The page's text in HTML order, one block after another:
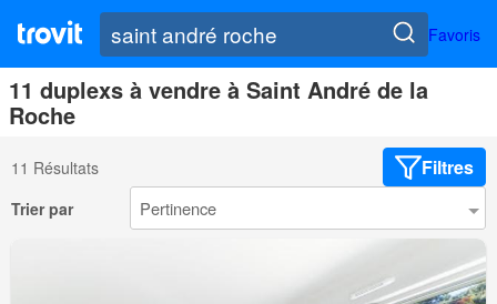
Favoris
11 duplexs à vendre à Saint André de la
Roche
11 Résultats Filtres
Trier par